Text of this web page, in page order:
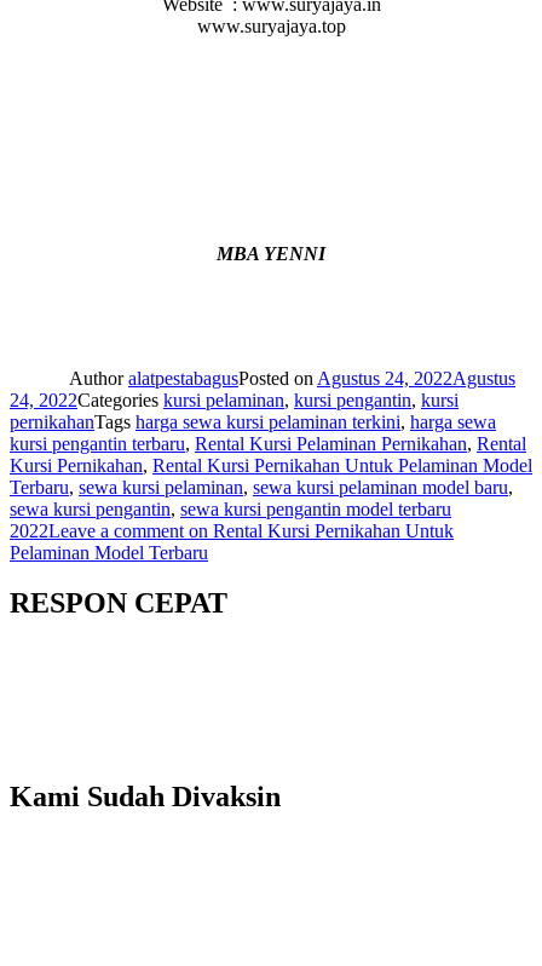
www.suryajaya.top
MBA YENNI
AuthoralatpestabagusPosted on Agustus 24, 2022Agustus
24, 2022Categories kursi pelaminan, kursi pengantin, kursi
pernikahanTags harga sewa kursi pelaminan terkini, harga sewa
kursi pengantin terbaru, Rental Kursi Pelaminan Pernikahan, Rental
Kursi Pernikahan, Rental Kursi Pernikahan Untuk Pelaminan Model
Terbaru, sewa kursi pelaminan, sewa kursi pelaminan model baru,
sewa kursi pengantin, sewa kursi pengantin model terbaru
2022Leave a comment on Rental Kursi Pernikahan Untuk
Pelaminan Model Terbaru
RESPON CEPAT
Kami Sudah Divaksin